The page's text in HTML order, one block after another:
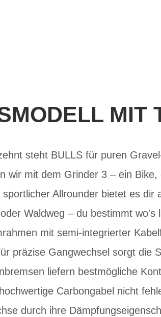
MIT
steht BULLS für puren
wir mit dem Grinder 3 – ein
Allrounder bietet es dir
Waldweg – du bestimmt wo's
mit semi-integrierter
präzise Gangwechsel sorgt die
liefern bestmögliche
Carbongabel nicht
durch ihre